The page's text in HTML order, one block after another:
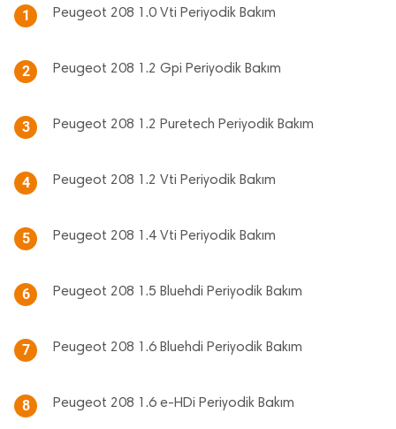
1 Peugeot 208 1.0 Vti Periyodik Bakım
2 Peugeot 208 1.2 Gpi Periyodik Bakım
3 Peugeot 208 1.2 Puretech Periyodik Bakım
4 Peugeot 208 1.2 Vti Periyodik Bakım
5 Peugeot 208 1.4 Vti Periyodik Bakım
6 Peugeot 208 1.5 Bluehdi Periyodik Bakım
7 Peugeot 208 1.6 Bluehdi Periyodik Bakım
8 Peugeot 208 1.6 e-HDi Periyodik Bakım